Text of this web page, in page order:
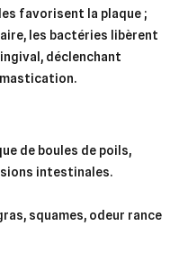
favorisent la plaque ;
les bactéries libèrent
déclenchant
de boules de poils,
intestinales.
squames, odeur rance